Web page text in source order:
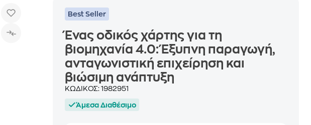
Best Seller
Ένας οδικός χάρτης για τη
βιομηχανία 4.0: Έξυπνη παραγωγή,
ανταγωνιστική επιχείρηση και
βιώσιμη ανάπτυξη
ΚΩΔΙΚΟΣ:1982951
Άμεσα Διαθέσιμο